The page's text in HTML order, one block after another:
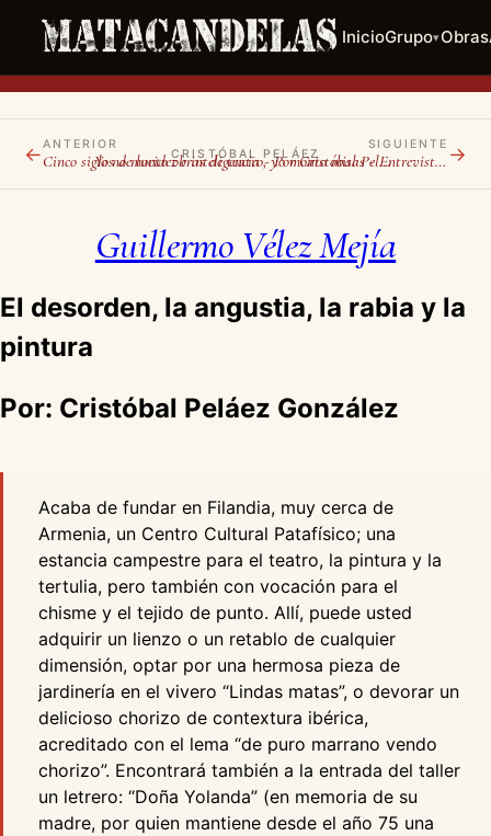
InicioGrupo▾Obras
←ANTERIOR
Cinco siglos de lucidez e inteligencia - Por Cristóbal Peláez González
CRISTÓBAL PELÁEZ
SIGUIENTE
Yo no monto obras de teatro, yo monto misas - Entrevista a Luigi Maria Musati →
Guillermo Vélez Mejía
El desorden, la angustia, la rabia y la
pintura
Por: Cristóbal Peláez González
Acaba de fundar en Filandia, muy cerca de
Armenia, un Centro Cultural Patafísico; una
estancia campestre para el teatro, la pintura y la
tertulia, pero también con vocación para el
chisme y el tejido de punto. Allí, puede usted
adquirir un lienzo o un retablo de cualquier
dimensión, optar por una hermosa pieza de
jardinería en el vivero “Lindas matas”, o devorar un
delicioso chorizo de contextura ibérica,
acreditado con el lema “de puro marrano vendo
chorizo”. Encontrará también a la entrada del taller
un letrero: “Doña Yolanda” (en memoria de su
madre, por quien mantiene desde el año 75 una